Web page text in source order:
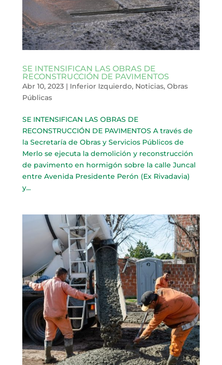
SE INTENSIFICAN LAS OBRAS DE
RECONSTRUCCIÓN DE PAVIMENTOS
Abr 10, 2023| Inferior Izquierdo, Noticias, Obras
Públicas
SE INTENSIFICAN LAS OBRAS DE
RECONSTRUCCIÓN DE PAVIMENTOS A través de
la Secretaría de Obras y Servicios Públicos de
Merlo se ejecuta la demolición y reconstrucción
de pavimento en hormigón sobre la calle Juncal
entre Avenida Presidente Perón (Ex Rivadavia)
y...